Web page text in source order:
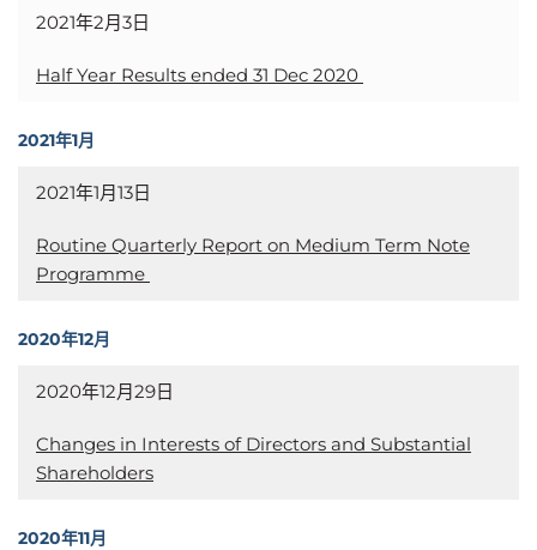
2021年2月3日
Half Year Results ended 31 Dec 2020
2021年1月
2021年1月13日
Routine Quarterly Report on Medium Term Note
Programme
2020年12月
2020年12月29日
Changes in Interests of Directors and Substantial
Shareholders
2020年11月